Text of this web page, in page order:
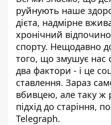
руйнують наше
дієта, надмірне
хронічний
спорту. Нещодавно
того, що змушує нас
два фактори - і це
ставлення. Зараз
вбивцею, але таку ж
підхід до старіння,
Telegraph.